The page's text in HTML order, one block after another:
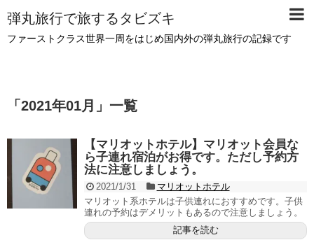
弾丸旅行で旅するタビズキ
ファーストクラス世界一周をはじめ国内外の弾丸旅行の記録です
「 2021年01月 」 一覧
【マリオットホテル】マリオット会員な
ら子連れ宿泊がお得です。ただし予約方
法に注意しましょう。
2021/1/31
マリオットホテル
マリオット系ホテルは子供連れにおすすめです。子供
連れの予約はデメリットもあるので注意しましょう。
記事を読む